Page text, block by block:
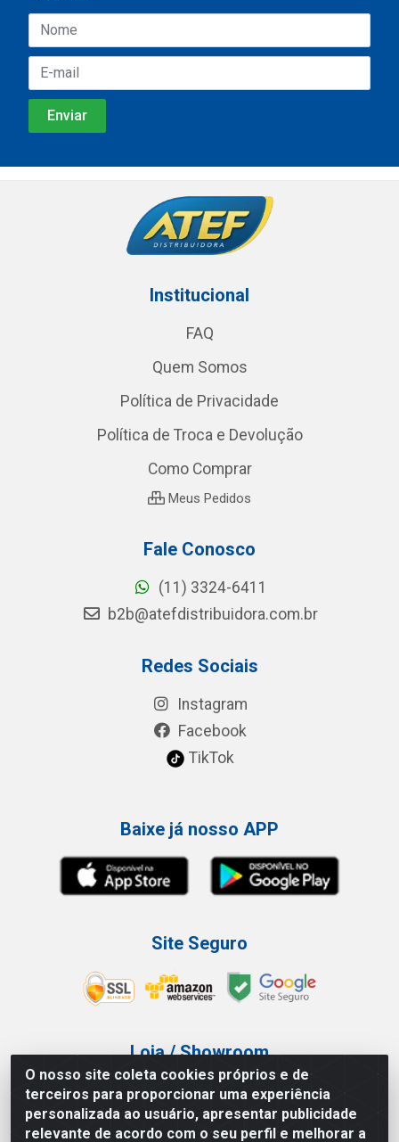
O nosso site coleta cookies próprios e de
terceiros para proporcionar uma experiência
personalizada ao usuário, apresentar publicidade
relevante de acordo com o seu perfil e melhorar a
Institucional
FAQ
Quem Somos
Política de Privacidade
Política de Troca e Devolução
Como Comprar
Meus Pedidos
Fale Conosco
(11) 3324-6411
b2b@atefdistribuidora.com.br
Redes Sociais
Instagram
Facebook
TikTok
Baixe já nosso APP
Site Seguro
Loja / Showroom
Tel.: (11) 3227-0546
Av Vautier, 587/597 - Pari - São Paulo/SP